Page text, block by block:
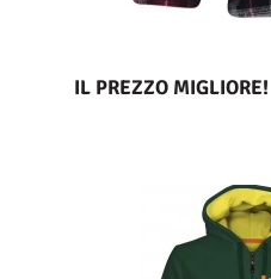
IL PREZZO MIGLIORE!